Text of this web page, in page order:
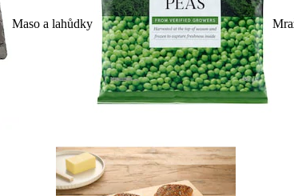
Maso a lahůdky